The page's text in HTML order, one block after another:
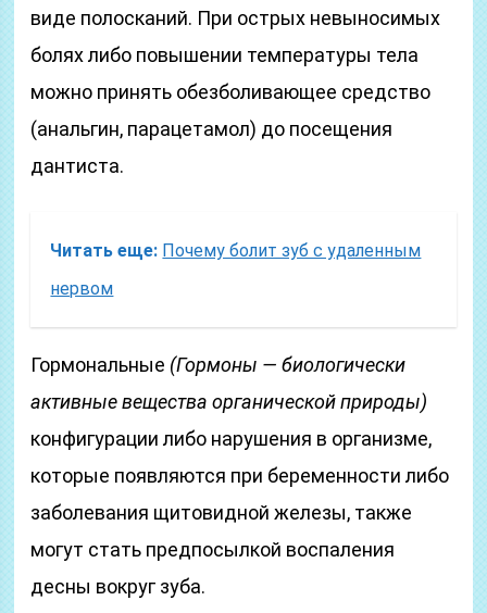
виде полосканий. При острых невыносимых
болях либо повышении температуры тела
можно принять обезболивающее средство
(анальгин, парацетамол) до посещения
дантиста.
Читать еще: Почему болит зуб с удаленным
нервом
Гормональные (Гормоны — биологически
активные вещества органической природы)
конфигурации либо нарушения в организме,
которые появляются при беременности либо
заболевания щитовидной железы, также
могут стать предпосылкой воспаления
десны вокруг зуба.